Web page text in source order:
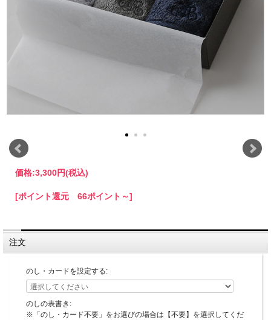
価格:3,300円(税込)
[ポイント還元 66ポイント～]
注文
のし・カードを設定する:
のしの表書き:
※「のし・カード不要」をお選びの場合は【不要】を選択してくだ